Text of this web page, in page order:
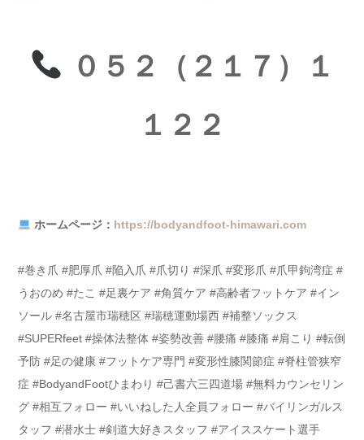
０５２（２１７）１
１２２
ホームページ： https://bodyandfoot-himawari.com
#巻き爪 #肥厚爪 #陥入爪 #爪切り #深爪 #変形爪 #爪甲鉤湾症 #
うおのめ #たこ #足裏ケア #角質ケア #高齢者フットケア #イン
ソール #名古屋市瑞穂区 #瑞穂運動場西 #補整ソックス
#SUPERfeet #操体法整体 #姿勢改善 #腰痛 #膝痛 #肩こり #転倒
予防 #足の健康 #フットケア専門 #変形性膝関節症 #脊柱管狭窄
症 #BodyandFootひまわり #己書六三四道場 #無料カウンセリン
グ #相互フォロー #いいねした人全員フォロー #バイリンガルス
タッフ #潜水士 #剣道大好きスタッフ #アイススケート選手